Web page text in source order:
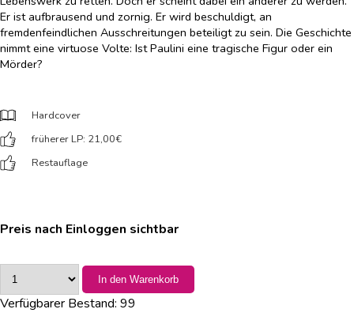
Er ist aufbrausend und zornig. Er wird beschuldigt, an
fremdenfeindlichen Ausschreitungen beteiligt zu sein. Die Geschichte
nimmt eine virtuose Volte: Ist Paulini eine tragische Figur oder ein
Mörder?
Hardcover
früherer LP: 21,00€
Restauflage
Preis nach Einloggen sichtbar
In den Warenkorb
Verfügbarer Bestand: 99